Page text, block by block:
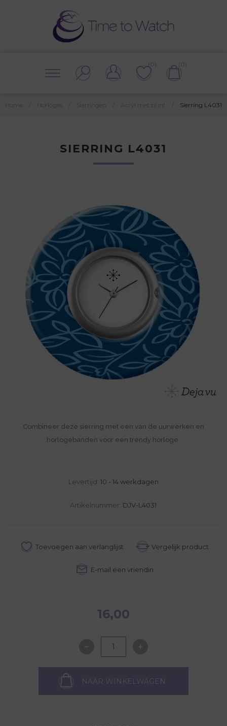
(0) (0)
Sierring L4031
SIERRING L4031
Combineer deze sierring met een van de uurwerken en
horlogebanden voor een trendy horloge.
Levertijd: 10 - 14 werkdagen
Artikelnummer: DJV-L4031
16,00
NAAR WINKELWAGEN